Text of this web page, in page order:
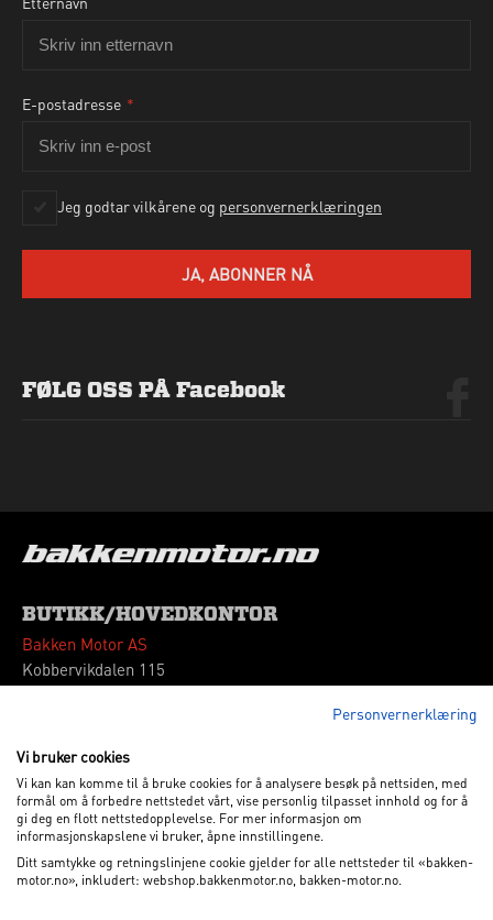
SEND HENVENDELSE
E-postadresse *
Jeg godtar vilkårene og personvernerklæringen
JA, ABONNER NÅ
FØLG OSS PÅ Facebook
BUTIKK/HOVEDKONTOR
Bakken Motor AS
Kobbervikdalen 115
Vipps: 664339
VÅRE ÅPNINGSTIDER
Mandag - Fredag
Lørdag
Personvernerklæring
Vi bruker cookies
Vi kan kan komme til å bruke cookies for å analysere besøk på nettsiden, med
formål om å forbedre nettstedet vårt, vise personlig tilpasset innhold og for å
gi deg en flott nettstedopplevelse. For mer informasjon om
informasjonskapslene vi bruker, åpne innstillingene.
Ditt samtykke og retningslinjene cookie gjelder for alle nettsteder til «bakken-
motor.no», inkludert: webshop.bakkenmotor.no, bakken-motor.no.